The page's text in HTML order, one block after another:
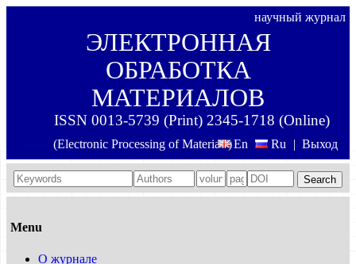
научный журнал
ЭЛЕКТРОННАЯ
ОБРАБОТКА
МАТЕРИАЛОВ
ISSN 0013-5739 (Print) 2345-1718 (Online)
(Electronic Processing of Materials) Выход
En Ru |
Search
Menu
О журнале